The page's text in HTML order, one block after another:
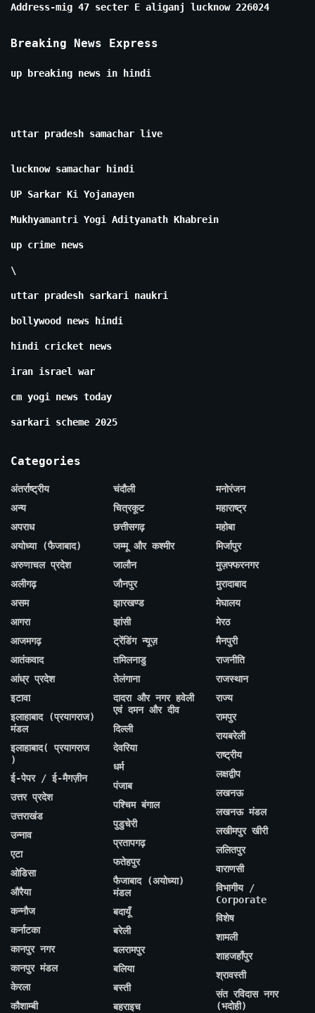
Address-mig 47 secter E aliganj lucknow 226024
Breaking News Express
up breaking news in hindi
uttar pradesh samachar live
lucknow samachar hindi
UP Sarkar Ki Yojanayen
Mukhyamantri Yogi Adityanath Khabrein
up crime news
\
uttar pradesh sarkari naukri
bollywood news hindi
hindi cricket news
iran israel war
cm yogi news today
sarkari scheme 2025
Categories
अंतर्राष्ट्रीय
अन्य
अपराध
अयोध्या (फैजाबाद)
अरुणाचल प्रदेश
अलीगढ़
असम
आगरा
आजमगढ़
आतंकवाद
आंध्र प्रदेश
इटावा
इलाहाबाद (प्रयागराज)
मंडल
इलाहाबाद( प्रयागराज
)
ई-पेपर / ई-मैगज़ीन
उत्तर प्रदेश
उत्तराखंड
उन्नाव
एटा
ओडिसा
औरैया
कन्नौज
कर्नाटका
कानपुर नगर
कानपुर मंडल
केरला
कौशाम्बी
चंदौली
चित्रकूट
छत्तीसगढ़
जम्मू और कश्मीर
जालौन
जौनपुर
झारखण्ड
झांसी
ट्रेंडिंग न्यूज़
तमिलनाडु
तेलंगाना
दादरा और नगर हवेली
एवं दमन और दीव
दिल्ली
देवरिया
धर्म
पंजाब
पश्चिम बंगाल
पुडुचेरी
प्रतापगढ़
फतेहपुर
फैजाबाद (अयोध्या)
मंडल
बदायूँ
बरेली
बलरामपुर
बलिया
बस्ती
बहराइच
मनोरंजन
महाराष्ट्र
महोबा
मिर्जापुर
मुज़फ्फरनगर
मुरादाबाद
मेघालय
मेरठ
मैनपुरी
राजनीति
राजस्थान
राज्य
रामपुर
रायबरेली
राष्ट्रीय
लक्षद्वीप
लखनऊ
लखनऊ मंडल
लखीमपुर खीरी
ललितपुर
वाराणसी
विभागीय /
Corporate
विशेष
शामली
शाहजहाँपुर
श्रावस्ती
संत रविदास नगर
(भदोही)